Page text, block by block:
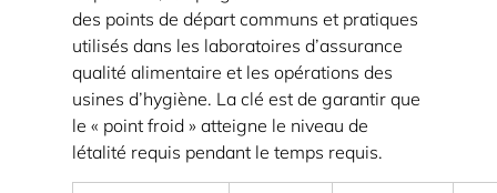
de
la
vapeur
5.2
Une
manipulation
des points de départ communs et pratiques
utilisés dans les laboratoires d’assurance
qualité alimentaire et les opérations des
usines d’hygiène. La clé est de garantir que
le « point froid » atteigne le niveau de
létalité requis pendant le temps requis.